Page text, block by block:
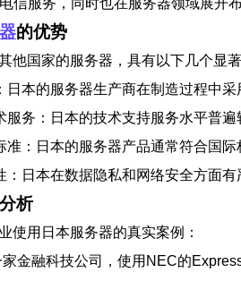
信服务，同时也在服务器领域展开
的优势
他国家的服务器，具有以下几个显著
日本的服务器生产商在制造过程中
服务：日本的技术支持服务水平普
准：日本的服务器产品通常符合国
：日本在数据隐私和网络安全方面
析
使用日本服务器的真实案例：
金融科技公司，使用NEC的